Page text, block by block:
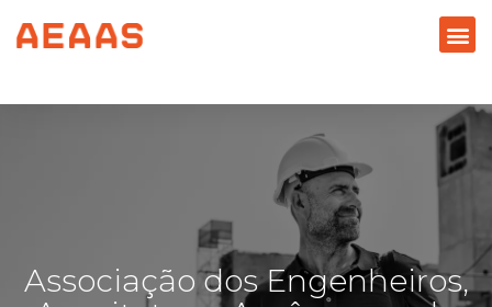
Associação dos Engenheiros,